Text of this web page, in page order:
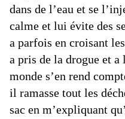
dans de l’eau et se
calme et lui évite des
a parfois en croisant
a pris de la drogue et
monde s’en rend
il ramasse tout les
sac en m’expliquant